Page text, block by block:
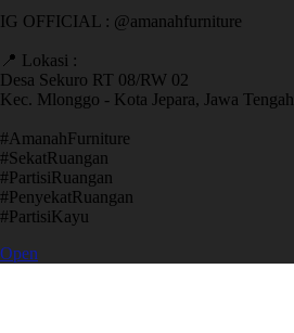
IG OFFICIAL : @amanahfurniture
📍 Lokasi :
Desa Sekuro RT 08/RW 02
Kec. Mlonggo - Kota Jepara, Jawa Tengah
​#AmanahFurniture
​#SekatRuangan
​#PartisiRuangan
​#PenyekatRuangan
​#PartisiKayu
Open